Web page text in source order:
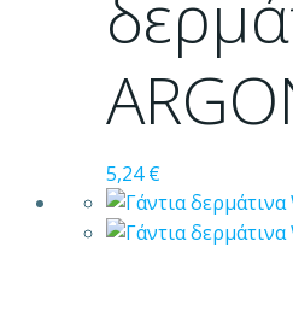
επιλογές
μπορούν
να
επιλεγούν
του
προϊόντος
5,24€